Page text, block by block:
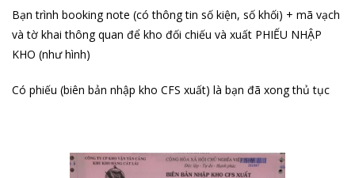
Bạn trình booking note (có thông tin số kiện, số khối) + mã vạch
và tờ khai thông quan để kho đối chiếu và xuất PHIẾU NHẬP
KHO (như hình)
Có phiếu (biên bản nhập kho CFS xuất) là bạn đã xong thủ tục